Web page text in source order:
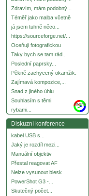
Zdravím, mám podobný...
Téměř jako malba včetně
já jsem tuhně něco...
https://sourceforge.net/...
Oceňuji fotografickou
Taky bych se tam rád...
Poslední paprsky...
Pěkně zachycený okamžik.
Zajímavá kompozice,...
Snad z jiného úhlu
Souhlasím s těmi
rybami...
more
Diskuzní konference
kabel USB s...
Jaký je rozdíl mezi...
Manuální objektiv
Přestal reagovat AF
Nelze vysunout blesk
PowerShot G3 -...
Skutečný počet...